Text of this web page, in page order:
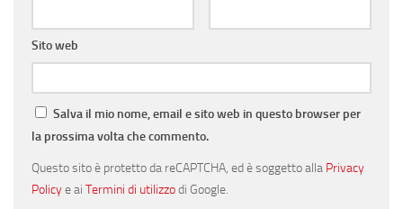
Sito web
Salva il mio nome, email e sito web in questo browser per
la prossima volta che commento.
Questo sito è protetto da reCAPTCHA, ed è soggetto alla Privacy
Policye ai Termini di utilizzodi Google.